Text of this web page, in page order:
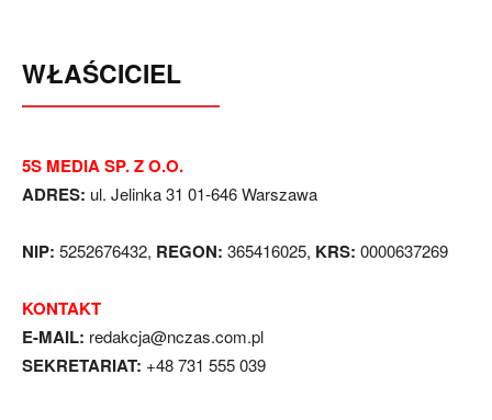
WŁAŚCICIEL
5S MEDIA SP. Z O.O.
ADRES: ul. Jelinka 31 01-646 Warszawa
NIP: 5252676432, REGON: 365416025, KRS: 0000637269
KONTAKT
E-MAIL: redakcja@nczas.com.pl
SEKRETARIAT: +48 731 555 039